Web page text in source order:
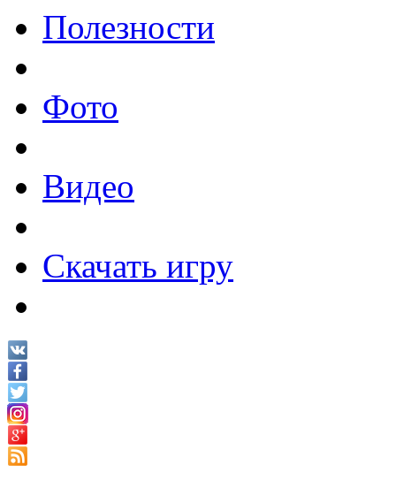
Полезности
Фото
Видео
Скачать игру